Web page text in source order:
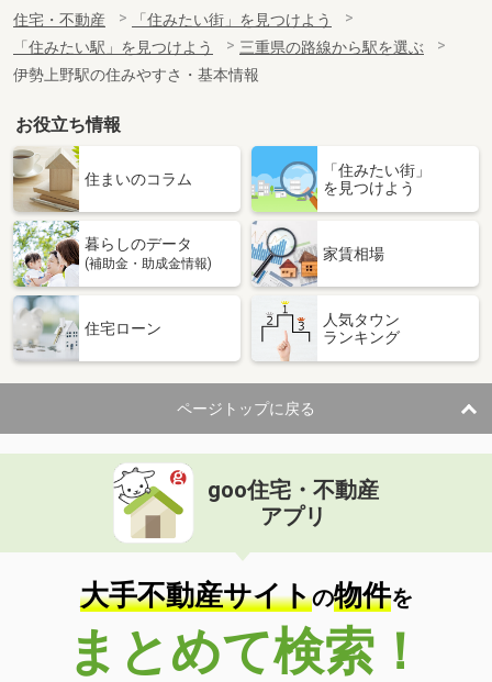
住宅・不動産
「住みたい街」を見つけよう
「住みたい駅」を見つけよう
三重県の路線から駅を選ぶ
伊勢上野駅の住みやすさ・基本情報
お役立ち情報
住まいのコラム
「住みたい街」
を見つけよう
暮らしのデータ
(補助金・助成金情報)
家賃相場
住宅ローン
人気タウン
ランキング
ページトップに戻る
goo住宅・不動産
アプリ
大手不動産サイトの物件を
まとめて検索！